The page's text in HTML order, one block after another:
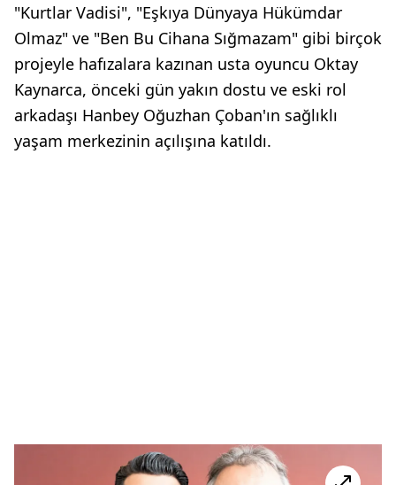
"Kurtlar Vadisi", "Eşkıya Dünyaya Hükümdar
Olmaz" ve "Ben Bu Cihana Sığmazam" gibi birçok
projeyle hafızalara kazınan usta oyuncu Oktay
Kaynarca, önceki gün yakın dostu ve eski rol
arkadaşı Hanbey Oğuzhan Çoban'ın sağlıklı
yaşam merkezinin açılışına katıldı.